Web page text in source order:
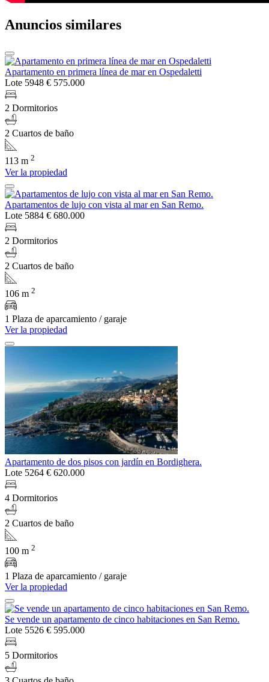
Anuncios similares
Apartamento en primera línea de mar en Ospedaletti
Lote 5948 € 575.000
2 Dormitorios
2 Cuartos de baño
113 m 2
Ver la propiedad
Apartamentos de lujo con vista al mar en San Remo.
Lote 5884 € 680.000
2 Dormitorios
2 Cuartos de baño
106 m 2
1 Plaza de aparcamiento / garaje
Ver la propiedad
Apartamento de dos pisos con jardín en Bordighera.
Lote 5264 € 620.000
4 Dormitorios
2 Cuartos de baño
100 m 2
1 Plaza de aparcamiento / garaje
Ver la propiedad
Se vende un apartamento de cinco habitaciones en San Remo.
Lote 5526 € 595.000
5 Dormitorios